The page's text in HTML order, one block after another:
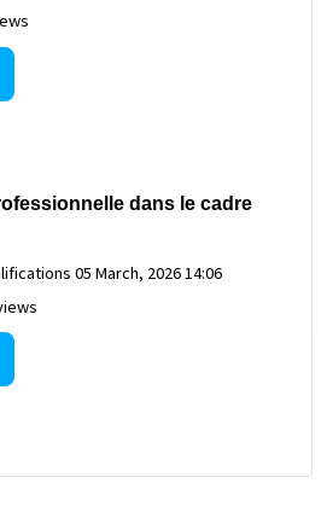
dans le cadre
05 March, 2026 14:06